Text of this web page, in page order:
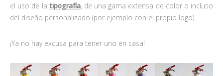
el uso de la tipografía, de una gama extensa de color o incluso
del diseño personalizado (por ejemplo con el propio logo).
¡Ya no hay excusa para tener uno en casa!